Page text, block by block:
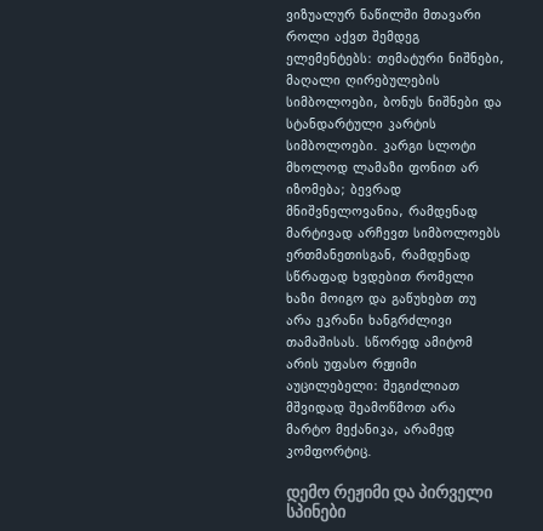
ვიზუალურ ნაწილში მთავარი
როლი აქვთ შემდეგ
ელემენტებს: თემატური ნიშნები,
მაღალი ღირებულების
სიმბოლოები, ბონუს ნიშნები და
სტანდარტული კარტის
სიმბოლოები. კარგი სლოტი
მხოლოდ ლამაზი ფონით არ
იზომება; ბევრად
მნიშვნელოვანია, რამდენად
მარტივად არჩევთ სიმბოლოებს
ერთმანეთისგან, რამდენად
სწრაფად ხვდებით რომელი
ხაზი მოიგო და გაწუხებთ თუ
არა ეკრანი ხანგრძლივი
თამაშისას. სწორედ ამიტომ
არის უფასო რეჟიმი
აუცილებელი: შეგიძლიათ
მშვიდად შეამოწმოთ არა
მარტო მექანიკა, არამედ
კომფორტიც.
დემო რეჟიმი და პირველი
სპინები